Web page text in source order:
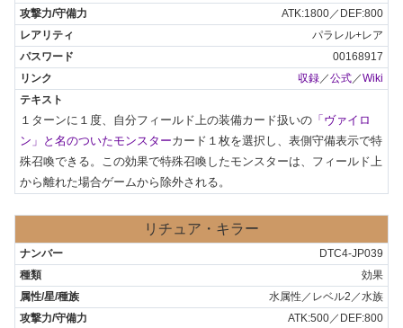
ATK:1800／DEF:800
パラレル+レア
00168917
収録／公式／Wiki
１ターンに１度、自分フィールド上の装備カード扱いの 「ヴァイロ
ン」と名のついたモンスターカード１枚を選択し、表側守備表示で特
殊召喚できる。この効果で特殊召喚したモンスターは、フィールド上
から離れた場合ゲームから除外される。
リチュア・キラー
DTC4-JP039
効果
水属性／レベル2／水族
ATK:500／DEF:800